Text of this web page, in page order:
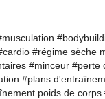
#régime sèche
#minceur #perte
#plans
poids de